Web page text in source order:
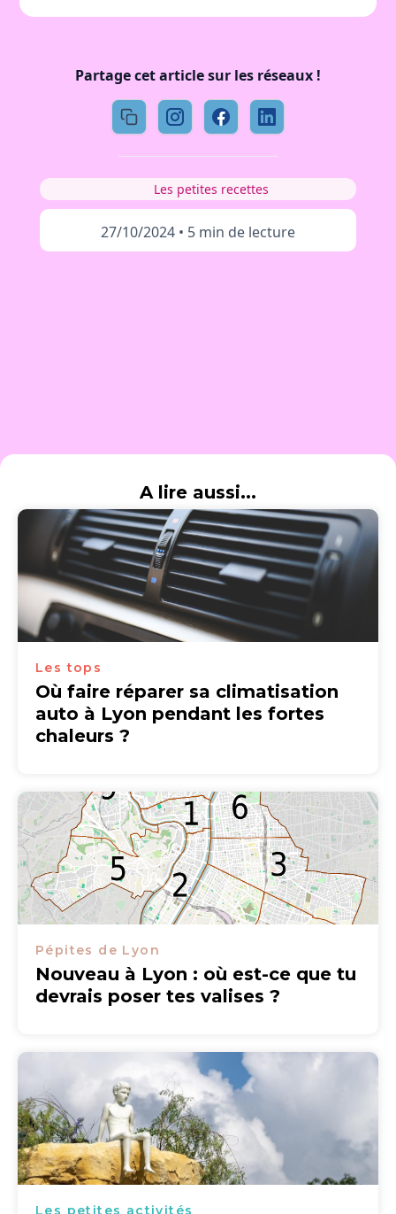
Partage cet article sur les réseaux !
Les petites recettes
27/10/2024 • 5 min de lecture
A lire aussi...
Les tops
Où faire réparer sa climatisation
auto à Lyon pendant les fortes
chaleurs ?
Pépites de Lyon
Nouveau à Lyon : où est-ce que tu
devrais poser tes valises ?
Les petites activités